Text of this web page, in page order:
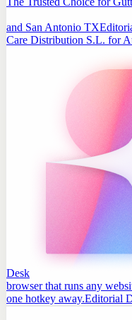
and San Antonio TX
Care Distribution S.L. for
Desk
browser that runs any
one hotkey away.Editorial